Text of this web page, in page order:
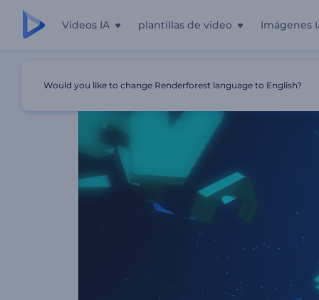
Videos IA plantillas de video Imágenes
Would you like to change Renderforest language to English?